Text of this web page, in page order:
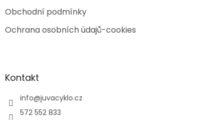
Obchodní podmínky
Ochrana osobních údajů-cookies
Kontakt
info@juvacyklo.cz
572 552 833